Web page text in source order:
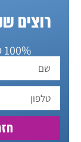
רוצים
100% סודיות ודיסקרטיות - בהתחייבות!